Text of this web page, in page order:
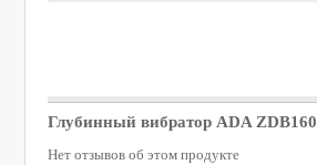
Глубинный вибратор ADA ZDB160
Нет отзывов об этом продукте